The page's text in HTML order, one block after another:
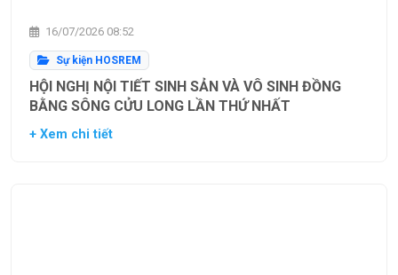
16/07/2026 08:52
Sự kiện HOSREM
HỘI NGHỊ NỘI TIẾT SINH SẢN VÀ VÔ SINH ĐỒNG
BẰNG SÔNG CỬU LONG LẦN THỨ NHẤT
+ Xem chi tiết